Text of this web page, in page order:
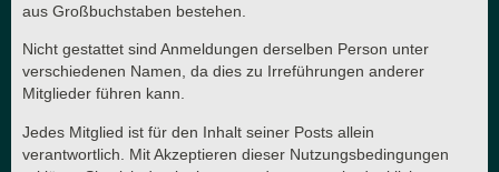
aus Großbuchstaben bestehen.
Nicht gestattet sind Anmeldungen derselben Person unter
verschiedenen Namen, da dies zu Irreführungen anderer
Mitglieder führen kann.
Jedes Mitglied ist für den Inhalt seiner Posts allein
verantwortlich. Mit Akzeptieren dieser Nutzungsbedingungen